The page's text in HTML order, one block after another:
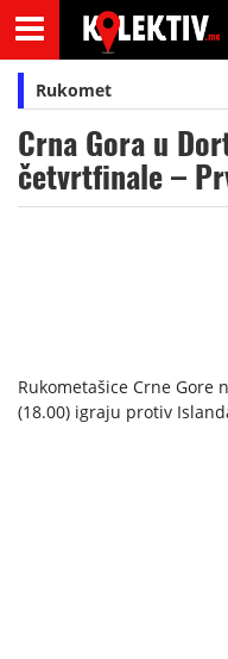
Rukomet
Crna Gora u
četvrtfinale –
Rukometašice Crne Gore
(18.00) igraju protiv